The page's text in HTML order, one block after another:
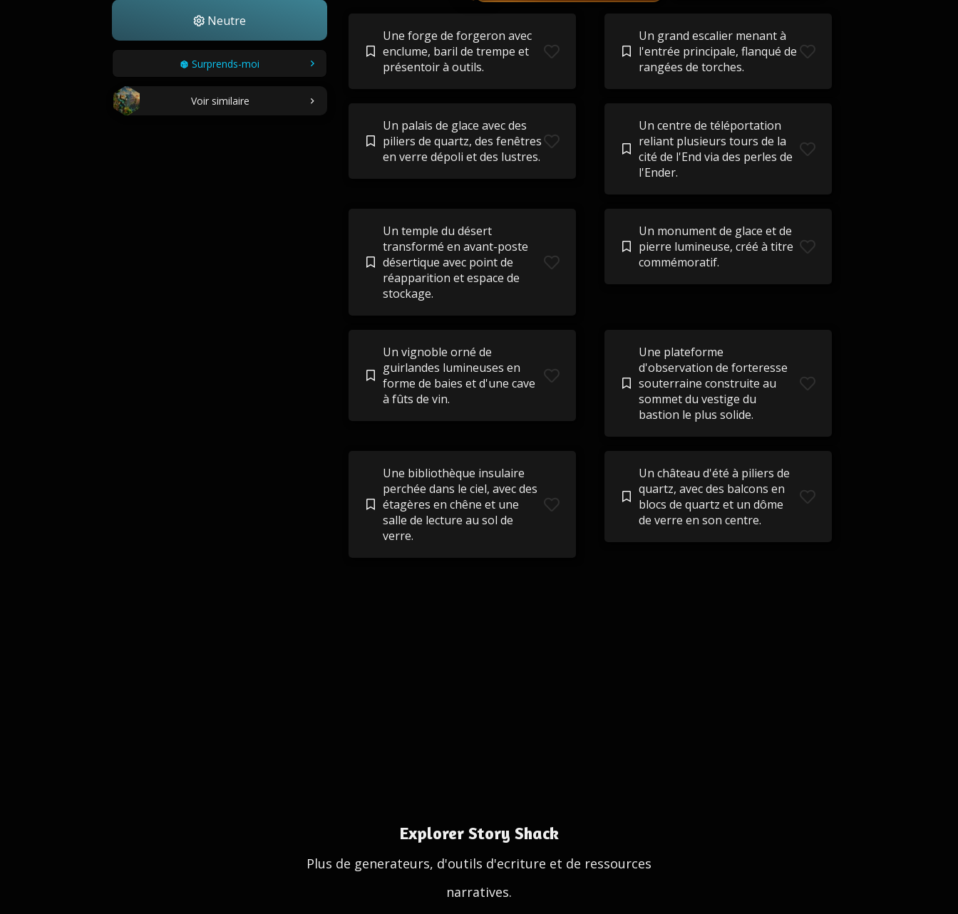
Neutre
Surprends-moi
Voir similaire
Une forge de forgeron avec
enclume, baril de trempe et
présentoir à outils.
Un grand escalier menant à
l'entrée principale, flanqué de
rangées de torches.
Un palais de glace avec des
piliers de quartz, des fenêtres
en verre dépoli et des lustres.
Un centre de téléportation
reliant plusieurs tours de la
cité de l'End via des perles de
l'Ender.
Un temple du désert
transformé en avant-poste
désertique avec point de
réapparition et espace de
stockage.
Un monument de glace et de
pierre lumineuse, créé à titre
commémoratif.
Un vignoble orné de
guirlandes lumineuses en
forme de baies et d'une cave
à fûts de vin.
Une plateforme
d'observation de forteresse
souterraine construite au
sommet du vestige du
bastion le plus solide.
Une bibliothèque insulaire
perchée dans le ciel, avec des
étagères en chêne et une
salle de lecture au sol de
verre.
Un château d'été à piliers de
quartz, avec des balcons en
blocs de quartz et un dôme
de verre en son centre.
Explorer Story Shack
Plus de generateurs, d'outils d'ecriture et de ressources
narratives.